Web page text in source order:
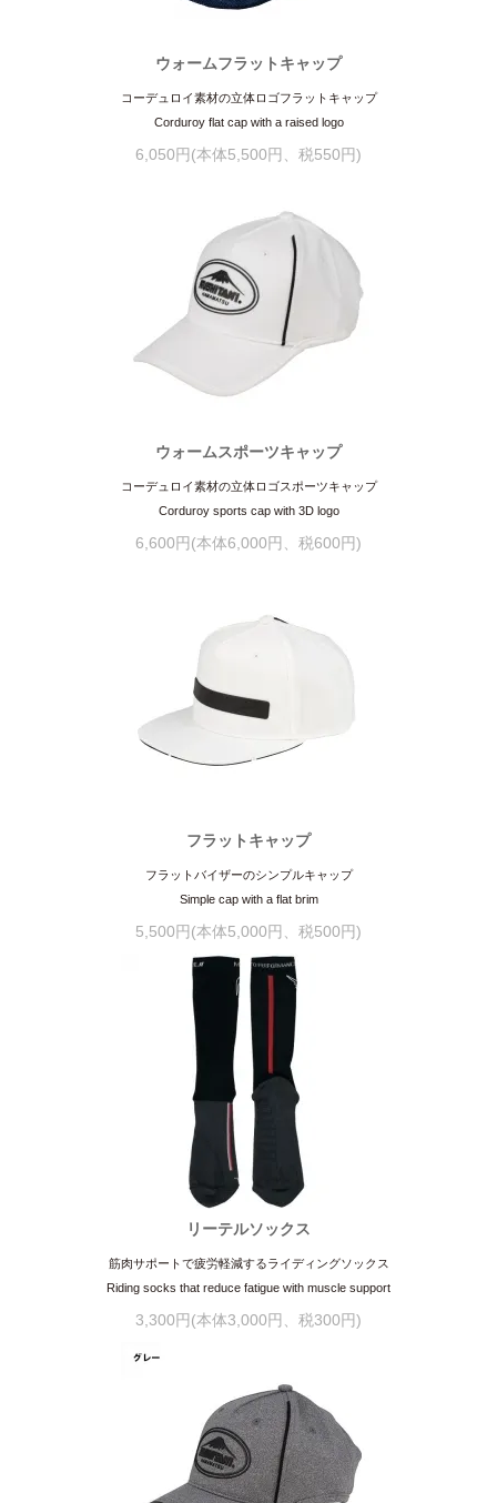
ウォームフラットキャップ
コーデュロイ素材の立体ロゴフラットキャップ
Corduroy flat cap with a raised logo
6,050円(本体5,500円、税550円)
ウォームスポーツキャップ
コーデュロイ素材の立体ロゴスポーツキャップ
Corduroy sports cap with 3D logo
6,600円(本体6,000円、税600円)
フラットキャップ
フラットバイザーのシンプルキャップ
Simple cap with a flat brim
5,500円(本体5,000円、税500円)
リーテルソックス
筋肉サポートで疲労軽減するライディングソックス
Riding socks that reduce fatigue with muscle support
3,300円(本体3,000円、税300円)